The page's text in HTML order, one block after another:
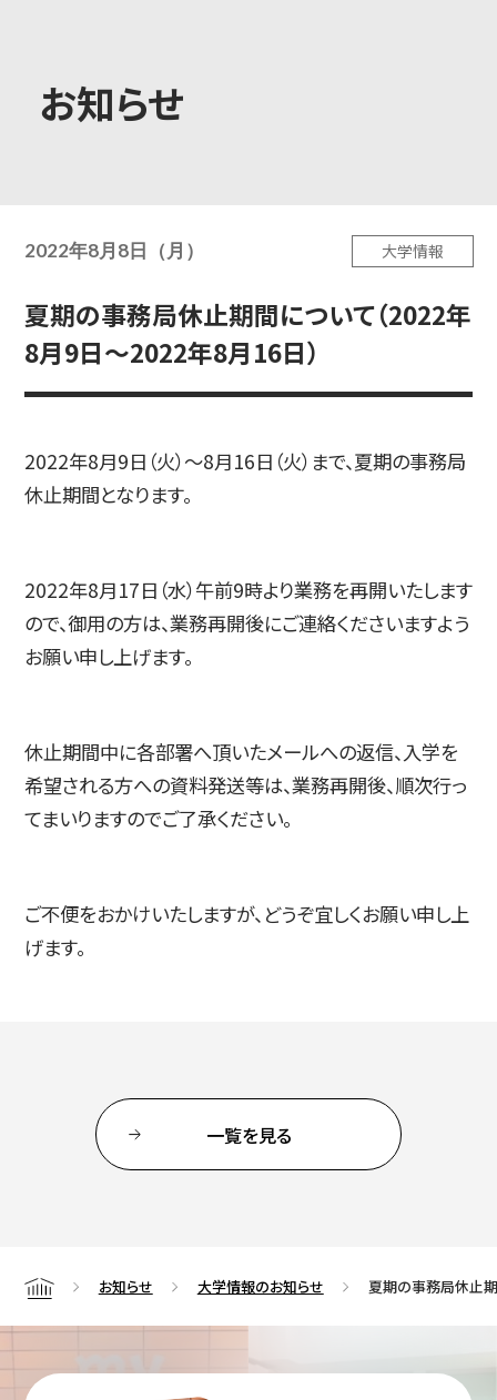
卒業生の方 企業の方
教育・社会連携
学生生活・就職
入試情報
通信教育部
お知らせ
2022年8月8日（月） 大学情報
夏期の事務局休止期間について（2022年
8月9日～2022年8月16日）
2022年8月9日（火）～8月16日（火）まで、夏期の事務局
休止期間となります。
2022年8月17日（水）午前9時より業務を再開いたします
ので、御用の方は、業務再開後にご連絡くださいますよう
お願い申し上げます。
休止期間中に各部署へ頂いたメールへの返信、入学を
希望される方への資料発送等は、業務再開後、順次行っ
てまいりますのでご了承ください。
ご不便をおかけいたしますが、どうぞ宜しくお願い申し上
げます。
一覧を見る
Home お知らせ 大学情報のお知らせ 夏期の事務局休止